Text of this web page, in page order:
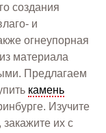
создания
и
огнеупорная
материала
Предлагаем
камень
Изучите
закажите их с